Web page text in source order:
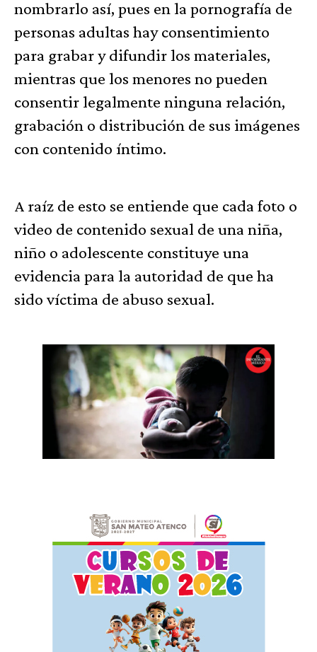
nombrarlo así, pues en la pornografía de
personas adultas hay consentimiento
para grabar y difundir los materiales,
mientras que los menores no pueden
consentir legalmente ninguna relación,
grabación o distribución de sus imágenes
con contenido íntimo.
A raíz de esto se entiende que cada foto o
video de contenido sexual de una niña,
niño o adolescente constituye una
evidencia para la autoridad de que ha
sido víctima de abuso sexual.